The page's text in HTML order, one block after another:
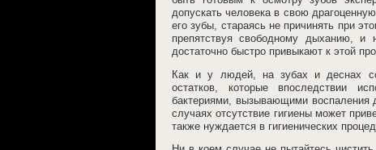
допускать человека в свою
его зубы, стараясь не причинять при
препятствуя свободному дыханию, и
достаточно быстро привыкают к этой
Как и у людей, на зубах и деснах
остатков, которые впоследствии
бактериями, вызывающими воспаления
случаях отсутствие гигиены может
также нуждается в гигиенических